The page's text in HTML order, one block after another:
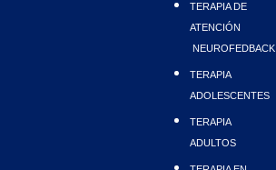
TERAPIA DE
ATENCIÓN
NEUROFEDBACK
TERAPIA
ADOLESCENTES
TERAPIA
ADULTOS